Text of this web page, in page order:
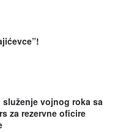
vojnog roka sa
za rezervne oficire